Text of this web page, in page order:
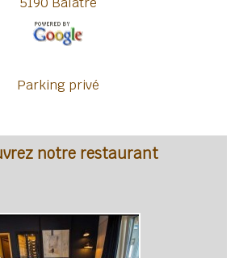
Parking privé
notre restaurant